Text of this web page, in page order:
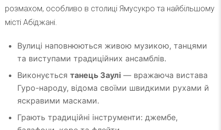
розмахом, особливо в столиці Ямусукро та найбільшому
місті Абіджані.
Вулиці наповнюються живою музикою, танцями
та виступами традиційних ансамблів.
Виконується танець Заулі — вражаюча вистава
Гуро-народу, відома своїми швидкими рухами й
яскравими масками.
Грають традиційні інструменти: джембе,